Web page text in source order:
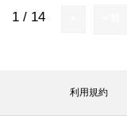
1 / 14
利用規約